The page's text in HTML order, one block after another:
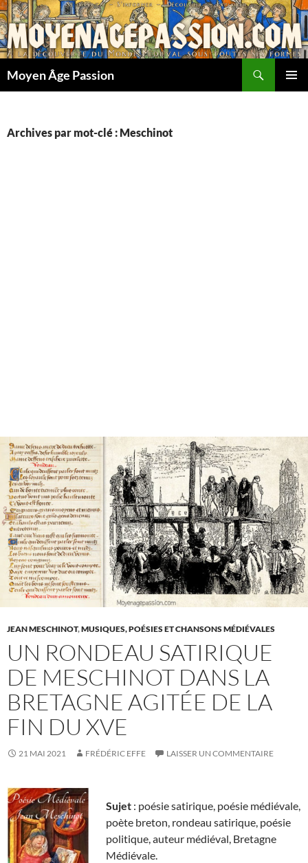
Aller
au
contenu
Moyen Âge Passion
Archives par mot-clé : Meschinot
JEAN MESCHINOT,MUSIQUES, POÉSIES ET CHANSONS MÉDIÉVALES
UN RONDEAU SATIRIQUE
DE MESCHINOT DANS LA
BRETAGNE AGITÉE DE LA
FIN DU XVE
21 MAI 2021 FRÉDÉRIC EFFE LAISSER UN COMMENTAIRE
Sujet : poésie satirique, poésie médiévale,
poète breton, rondeau satirique, poésie
politique, auteur médiéval, Bretagne
Médiévale.